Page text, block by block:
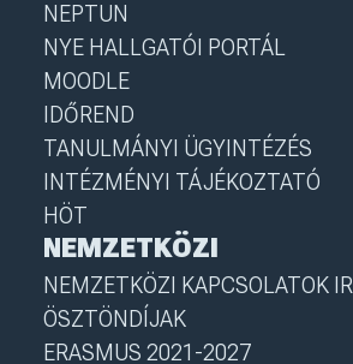
NEPTUN
NYE HALLGATÓI PORTÁL
MOODLE
IDŐREND
TANULMÁNYI ÜGYINTÉZÉS
INTÉZMÉNYI TÁJÉKOZTATÓ
HÖT
NEMZETKÖZI
NEMZETKÖZI KAPCSOLATOK
ÖSZTÖNDÍJAK
ERASMUS 2021-2027